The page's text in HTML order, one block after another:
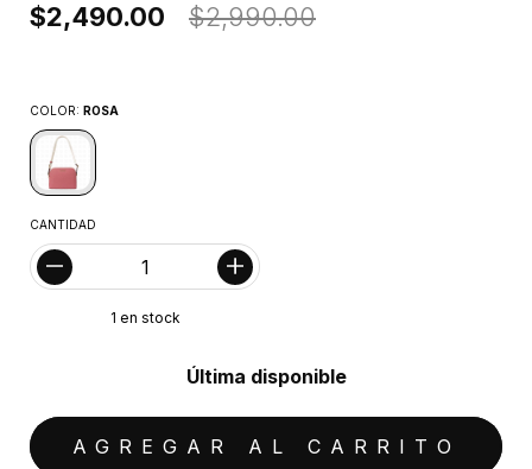
$2,490.00 $2,990.00
COLOR: ROSA
CANTIDAD
1 en stock
Última disponible